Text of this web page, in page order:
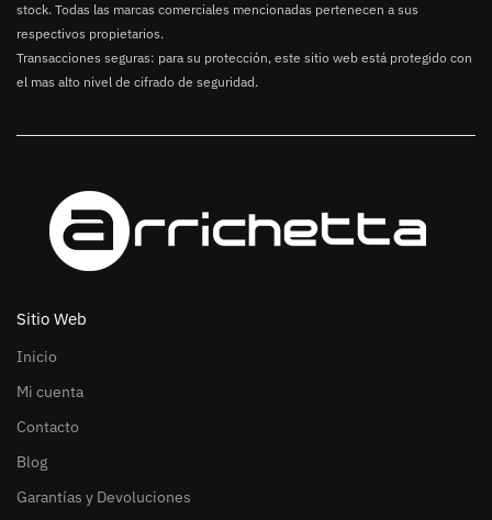
stock. Todas las marcas comerciales mencionadas pertenecen a sus
respectivos propietarios.
Transacciones seguras: para su protección, este sitio web está protegido con
el mas alto nivel de cifrado de seguridad.
Sitio Web
Inicio
Mi cuenta
Contacto
Blog
Garantías y Devoluciones